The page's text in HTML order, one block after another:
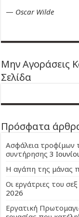
— Oscar Wilde
Μην Αγοράσεις
Σελίδα
Πρόσφατα
Ασφάλεια τροφίμων
συντήρησης 3
Η αγάπη της μάνας
Οι εργάτριες του
2026
Εργατική